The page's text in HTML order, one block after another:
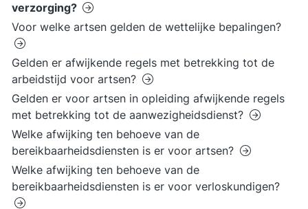
verzorging?
Voor welke artsen gelden de wettelijke bepalingen?
Gelden er afwijkende regels met betrekking tot de
arbeidstijd voor artsen?
Gelden er voor artsen in opleiding afwijkende regels
met betrekking tot de aanwezigheidsdienst?
Welke afwijking ten behoeve van de
bereikbaarheidsdiensten is er voor artsen?
Welke afwijking ten behoeve van de
bereikbaarheidsdiensten is er voor verloskundigen?